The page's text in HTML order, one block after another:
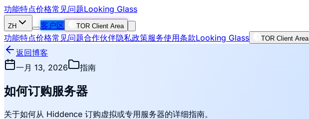
功能特点价格常见问题Looking Glass
ZH 客户区 TOR Client Area
功能特点价格常见问题合作伙伴隐私政策服务使用条款Looking Glass TOR Client Area
返回博客
一月 13, 2026
指南
如何订购服务器
关于如何从 Hiddence 订购虚拟或专用服务器的详细指南。